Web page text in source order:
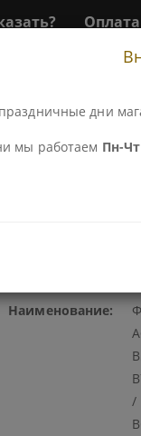
BYBA
Наименование:
/
дни
мы работаем Пн-